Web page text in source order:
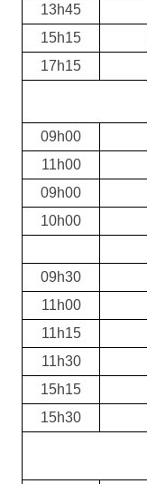
13h45
15h15
17h15
09h00
11h00
09h00
10h00
09h30
11h00
11h15
11h30
15h15
15h30